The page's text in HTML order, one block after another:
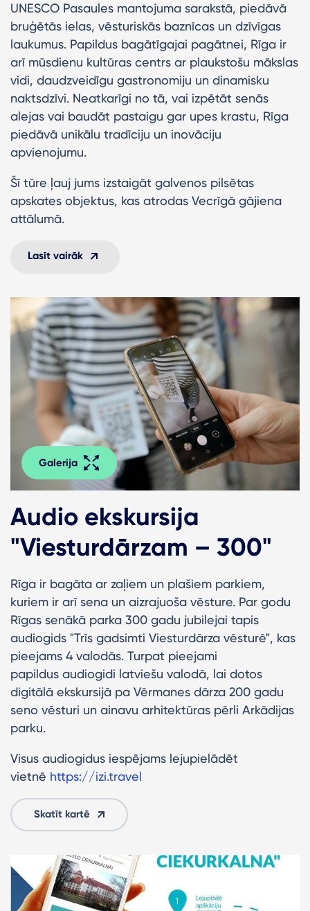
UNESCO Pasaules mantojuma sarakstā, piedāvā
bruģētās ielas, vēsturiskās baznīcas un dzīvīgas
laukumus. Papildus bagātīgajai pagātnei, Rīga ir
arī mūsdienu kultūras centrs ar plaukstošu mākslas
vidi, daudzveidīgu gastronomiju un dinamisku
naktsdzīvi. Neatkarīgi no tā, vai izpētāt senās
alejas vai baudāt pastaigu gar upes krastu, Rīga
piedāvā unikālu tradīciju un inovāciju
apvienojumu.
Šī tūre ļauj jums izstaigāt galvenos pilsētas
apskates objektus, kas atrodas Vecrīgā gājiena
attālumā.
Lasīt vairāk
Galerija
Audio ekskursija
"Viesturdārzam – 300"
Rīga ir bagāta ar zaļiem un plašiem parkiem,
kuriem ir arī sena un aizrajuoša vēsture. Par godu
Rīgas senākā parka 300 gadu jubilejai tapis
audiogids "Trīs gadsimti Viesturdārza vēsturē", kas
pieejams 4 valodās. Turpat pieejami
papildus audiogidi latviešu valodā, lai dotos
digitālā ekskursijā pa Vērmanes dārza 200 gadu
seno vēsturi un ainavu arhitektūras pērli Arkādijas
parku.
Visus audiogidus iespējams lejupielādēt
vietnē https://izi.travel
Skatīt kartē